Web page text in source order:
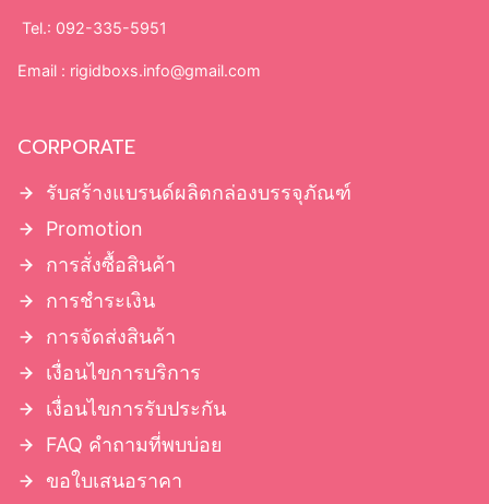
Tel.: 092-335-5951
Email : rigidboxs.info@gmail.com
CORPORATE
รับสร้างแบรนด์ผลิตกล่องบรรจุภัณฑ์
Promotion
การสั่งซื้อสินค้า
การชำระเงิน
การจัดส่งสินค้า
เงื่อนไขการบริการ
เงื่อนไขการรับประกัน
FAQ คำถามที่พบบ่อย
ขอใบเสนอราคา